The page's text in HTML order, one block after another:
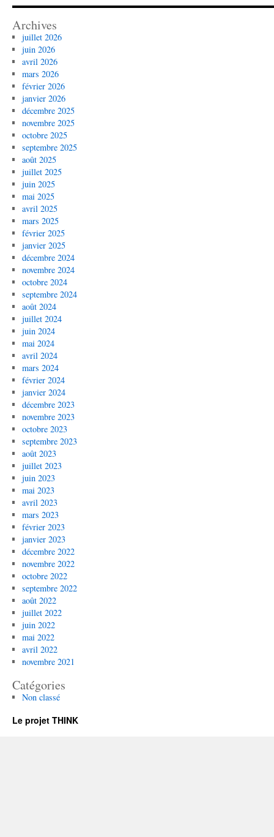
Interactive
Archives
juillet 2026
juin 2026
avril 2026
mars 2026
février 2026
janvier 2026
décembre 2025
novembre 2025
octobre 2025
septembre 2025
août 2025
juillet 2025
juin 2025
mai 2025
avril 2025
mars 2025
février 2025
janvier 2025
décembre 2024
novembre 2024
octobre 2024
septembre 2024
août 2024
juillet 2024
juin 2024
mai 2024
avril 2024
mars 2024
février 2024
janvier 2024
décembre 2023
novembre 2023
octobre 2023
septembre 2023
août 2023
juillet 2023
juin 2023
mai 2023
avril 2023
mars 2023
février 2023
janvier 2023
décembre 2022
novembre 2022
octobre 2022
septembre 2022
août 2022
juillet 2022
juin 2022
mai 2022
avril 2022
novembre 2021
Catégories
Non classé
Le projet THINK